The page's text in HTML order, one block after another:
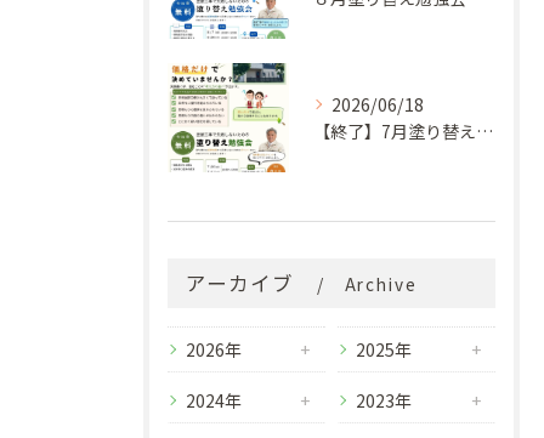
2026/06/18
【終了】7月塗り替え勉強会のお知らせ
アーカイブ Archive
2026年 2025年
2024年 2023年